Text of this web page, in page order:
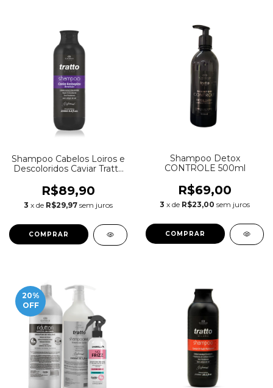
Shampoo Cabelos Loiros e
Descoloridos Caviar Tratto
R$89,90
3 x de R$29,97 sem juros
Shampoo Detox
CONTROLE 500ml
R$69,00
3 x de R$23,00 sem juros
20%
OFF